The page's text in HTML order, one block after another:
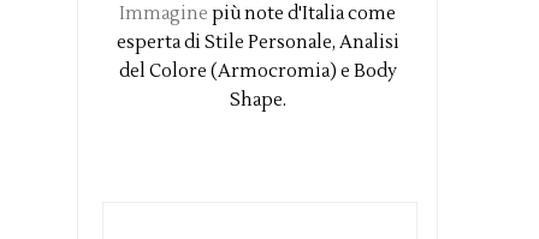
Immagine più note d'Italia come
esperta di Stile Personale, Analisi
del Colore (Armocromia) e Body
Shape.